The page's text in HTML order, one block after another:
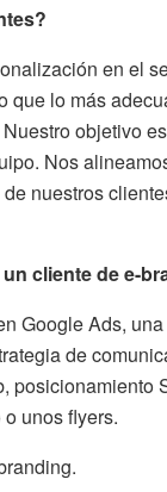
en el
que lo más
objetivo
Nos
nuestros
cliente de e-
Google Ads,
de
posicionamiento
unos flyers.